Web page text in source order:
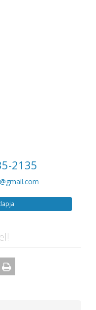
2135